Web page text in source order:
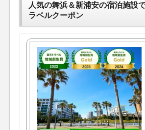
人気の舞浜＆新浦安の宿泊施設
ラベルクーポン